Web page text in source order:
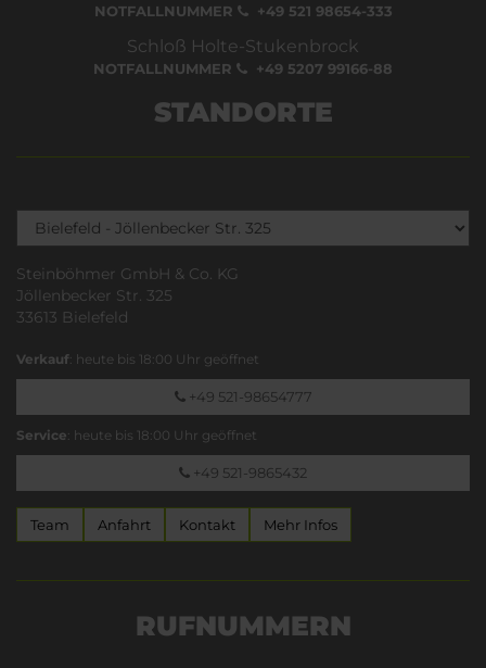
NOTFALLNUMMER +49 521 98654-333
Schloß Holte-Stukenbrock
NOTFALLNUMMER +49 5207 99166-88
STANDORTE
Steinböhmer GmbH & Co. KG
Jöllenbecker Str. 325
33613 Bielefeld
Verkauf: heute bis 18:00 Uhr geöffnet
+49 521-98654777
Service: heute bis 18:00 Uhr geöffnet
+49 521-9865432
Team Anfahrt Kontakt Mehr Infos
RUFNUMMERN